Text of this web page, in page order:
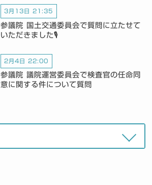
3月13日 21:35
参議院 国土交通委員会で質問に立たせて
いただきました🎙️
2月4日 22:00
参議院 議院運営委員会で検査官の任命同
意に関する件について質問